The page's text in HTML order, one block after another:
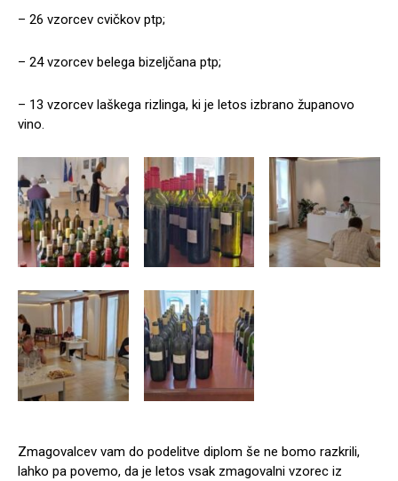
– 26 vzorcev cvičkov ptp;
– 24 vzorcev belega bizeljčana ptp;
– 13 vzorcev laškega rizlinga, ki je letos izbrano županovo
vino.
Zmagovalcev vam do podelitve diplom še ne bomo razkrili,
lahko pa povemo, da je letos vsak zmagovalni vzorec iz